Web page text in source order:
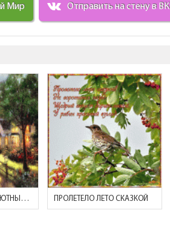
Мир Отправить на стену в ВК
ПРИГОРОД, ВЕЧЕР, УЮТНЫЕ ДОМИКИ МОКНУТ ПОД ДОЖДЕМ ПРОЛЕТЕЛО ЛЕТО СКАЗКОЙ